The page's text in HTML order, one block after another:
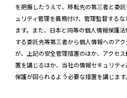
を把握したうえで、移転先の第三者と委
ュリティ管理を義務付け、管理監督する
ます。また、日本と同等の個人情報保護
する委託先等第三者から個人情報へのア
が、上記の安全管理措置のほか、アクセ
置を講じるほか、当社の情報セキュリテ
保護が図られるよう必要な措置を講じます。